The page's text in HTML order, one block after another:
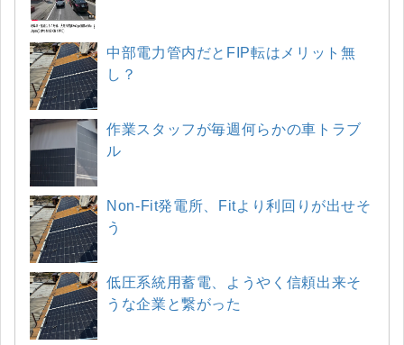
中部電力管内だとFIP転はメリット無
し？
作業スタッフが毎週何らかの車トラブ
ル
Non-Fit発電所、Fitより利回りが出せそ
う
低圧系統用蓄電、ようやく信頼出来そ
うな企業と繋がった